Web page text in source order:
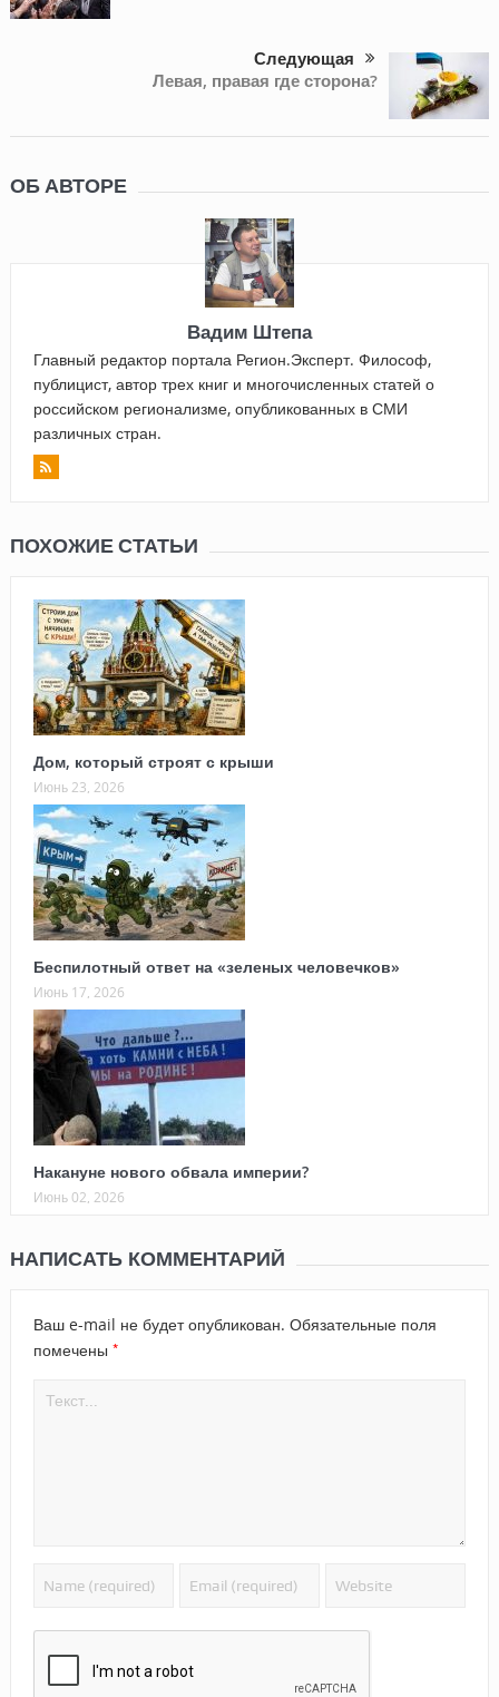
Следующая
Левая, правая где сторона?
ОБ АВТОРЕ
Вадим Штепа
Главный редактор портала Регион.Эксперт. Философ,
публицист, автор трех книг и многочисленных статей о
российском регионализме, опубликованных в СМИ
различных стран.
ПОХОЖИЕ СТАТЬИ
Дом, который строят с крыши
Июнь 23, 2026
Беспилотный ответ на «зеленых человечков»
Июнь 17, 2026
Накануне нового обвала империи?
Июнь 02, 2026
НАПИСАТЬ КОММЕНТАРИЙ
Ваш e-mail не будет опубликован. Обязательные поля
помечены *